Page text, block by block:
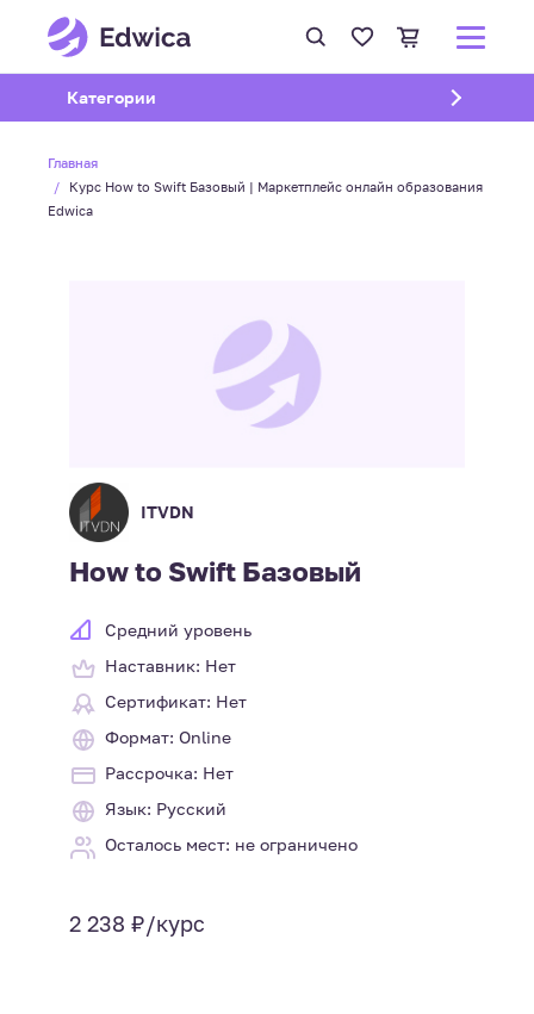
Открыть подменю
Категории
Главная
Курс How to Swift Базовый | Маркетплейс онлайн образования
Edwica
ITVDN
How to Swift Базовый
Средний уровень
Наставник: Нет
Сертификат: Нет
Формат: Online
Рассрочка: Нет
Язык: Русский
Осталось мест: не ограничено
2 238 ₽/курс